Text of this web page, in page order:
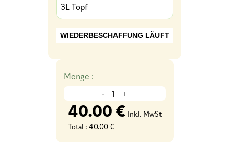
3L Topf
WIEDERBESCHAFFUNG LÄUFT
Menge :
- +
40.00 € Inkl. MwSt
Total : 40.00 €